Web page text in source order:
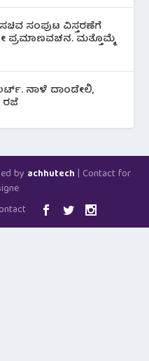
ಸಚಿವ ಸಂಪುಟ ವಿಸ್ತರಣೆಗೆ
ಪ್ರಮಾಣವಚನ. ಮತ್ತೊಮ್ಮೆ
ನಾಳೆ ದಾಂಡೇಲಿ,
by achhutech | Contact for